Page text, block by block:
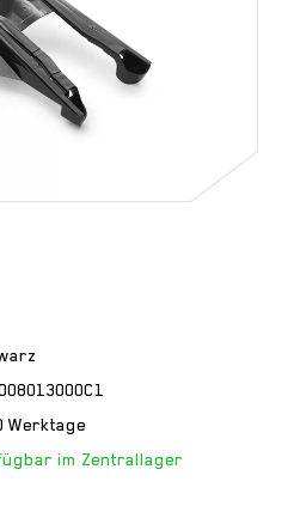
Werktage
im Zentrallager